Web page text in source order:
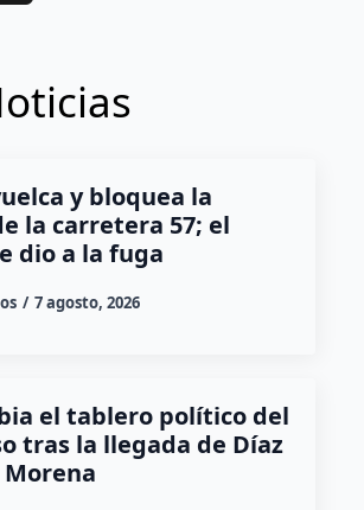
y bloquea la
la carretera 57; el
dio a la fuga
7 agosto, 2026
el tablero político del
tras la llegada de Díaz
Morena